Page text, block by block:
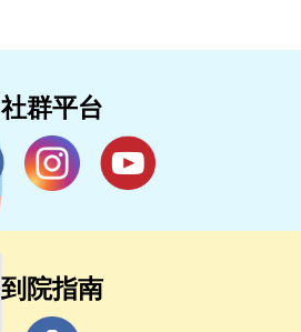
社群平台
到院指南